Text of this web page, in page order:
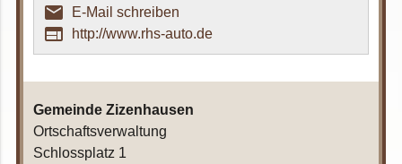
email_outline
E-Mail schreiben
web http://www.rhs-auto.de
Gemeinde Zizenhausen
Ortschaftsverwaltung
Schlossplatz 1